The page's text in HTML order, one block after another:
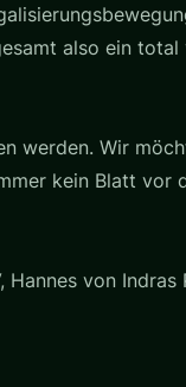
also ein
werden. Wir
kein Blatt vor
von